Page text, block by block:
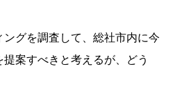
グを調査して、総社市内に今
案すべきと考えるが、どう